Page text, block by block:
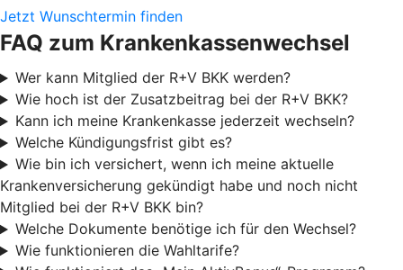
Jetzt Wunschtermin finden
FAQ zum Krankenkassenwechsel
Wer kann Mitglied der R+V BKK werden?
Wie hoch ist der Zusatzbeitrag bei der R+V BKK?
Kann ich meine Krankenkasse jederzeit wechseln?
Welche Kündigungsfrist gibt es?
Wie bin ich versichert, wenn ich meine aktuelle
Krankenversicherung gekündigt habe und noch nicht
Mitglied bei der R+V BKK bin?
Welche Dokumente benötige ich für den Wechsel?
Wie funktionieren die Wahltarife?